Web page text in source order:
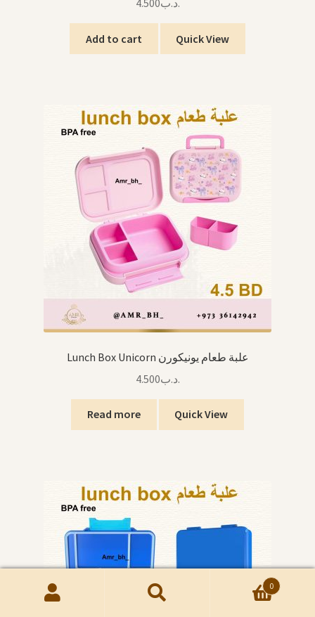
Add to cart Quick View
Lunch Box Unicorn علبة طعام يونيكورن
.د.ب4.500
Read more Quick View
0